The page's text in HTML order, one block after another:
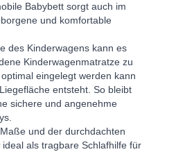
Babybett sorgt auch im
und komfortable
des Kinderwagens kann es
Kinderwagenmatratze zu
optimal eingelegt werden kann
entsteht. So bleibt
sichere und angenehme
und der durchdachten
als tragbare Schlafhilfe für